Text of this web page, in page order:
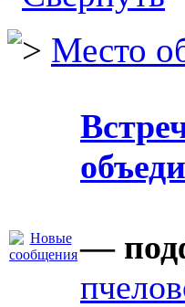
Место
—